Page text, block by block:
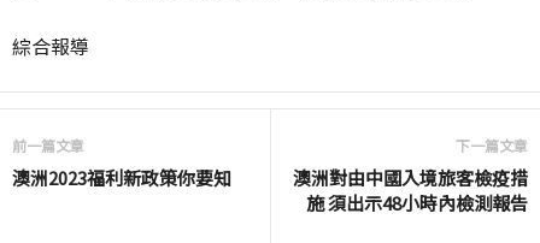
綜合報導
前一篇文章
澳洲2023福利新政策你要知
下一篇文章
澳洲對由中國入境旅客檢疫措
施 須出示48小時內檢測報告